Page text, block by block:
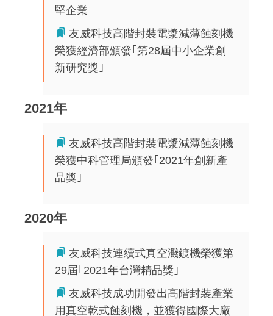
堅企業
友威科技高階封裝電漿減薄蝕刻機
榮獲經濟部頒發｢第28屆中小企業創
新研究獎｣
2021年
友威科技高階封裝電漿減薄蝕刻機
榮獲中科管理局頒發｢2021年創新產
品獎｣
2020年
友威科技連續式真空濺鍍機榮獲第
29屆｢2021年台灣精品獎｣
友威科技成功開發出高階封裝產業
用真空乾式蝕刻機，並獲得國際大廠